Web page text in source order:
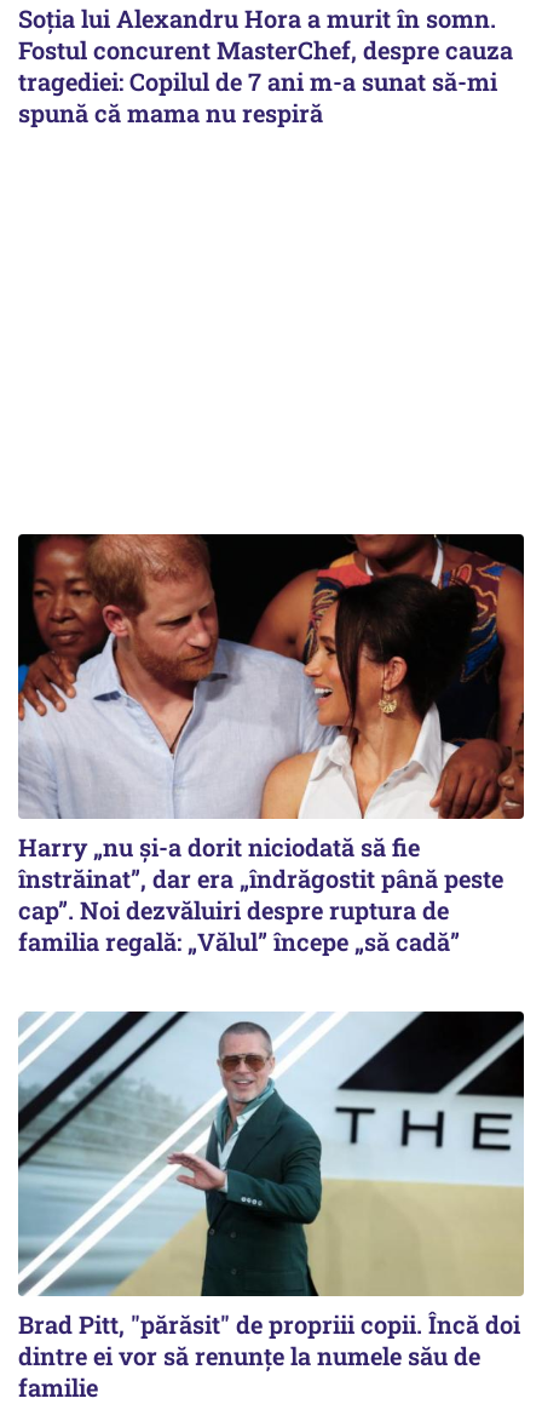
Soția lui Alexandru Hora a murit în somn.
Fostul concurent MasterChef, despre cauza
tragediei: Copilul de 7 ani m-a sunat să-mi
spună că mama nu respiră
Harry „nu și-a dorit niciodată să fie
înstrăinat”, dar era „îndrăgostit până peste
cap”. Noi dezvăluiri despre ruptura de
familia regală: „Vălul” începe „să cadă”
Brad Pitt, "părăsit" de propriii copii. Încă doi
dintre ei vor să renunțe la numele său de
familie